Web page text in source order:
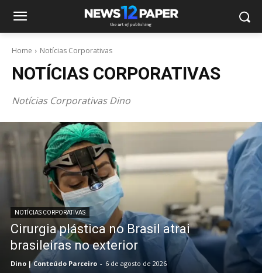
Home Notícias Corporativas
NOTÍCIAS CORPORATIVAS
Notícias Corporativas Dino
NOTÍCIAS CORPORATIVAS
Cirurgia plástica no Brasil atrai
brasileiras no exterior
Dino | Conteúdo Parceiro - 6 de agosto de 2026